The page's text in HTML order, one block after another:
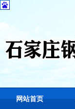
网站首页